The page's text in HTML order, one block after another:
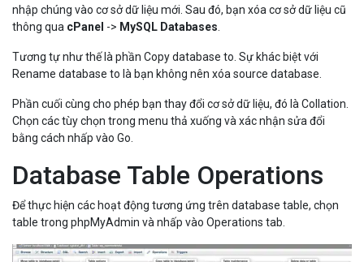
nhập chúng vào cơ sở dữ liệu mới. Sau đó, bạn xóa cơ sở dữ liệu cũ
thông qua cPanel -> MySQL Databases
Tương tự như thế là phần Copy database to. Sự khác biệt với
Rename database to là bạn không nên xóa source database.
Phần cuối cùng cho phép bạn thay đổi cơ sở dữ liệu, đó là Collation.
Chọn các tùy chọn trong menu thả xuống và xác nhận sửa đổi
bằng cách nhấp vào Go.
Database Table Operations
Để thực hiện các hoạt động tương ứng trên database table, chọn
table trong phpMyAdmin và nhấp vào Operations tab.